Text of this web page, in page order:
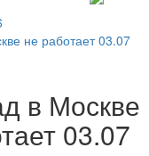
не работает 03.07
в Москве
03.07